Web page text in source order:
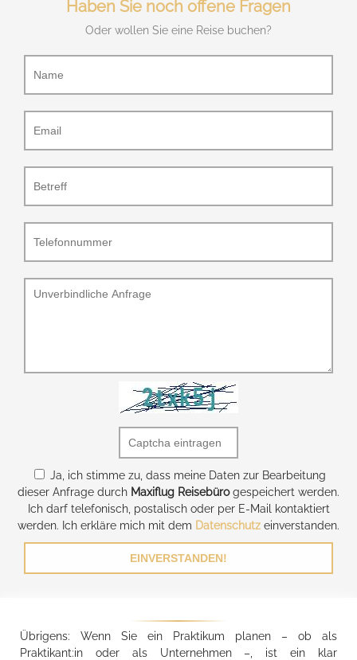
Haben Sie noch offene Fragen
Oder wollen Sie eine Reise buchen?
Ja, ich stimme zu, dass meine Daten zur Bearbeitung
dieser Anfrage durch Maxiflug Reisebürogespeichert werden.
Ich darf telefonisch, postalisch oder per E-Mail kontaktiert
werden. Ich erkläre mich mit dem Datenschutz einverstanden.
EINVERSTANDEN!
Übrigens: Wenn Sie ein Praktikum planen – ob als
Praktikant:in oder als Unternehmen –, ist ein klar